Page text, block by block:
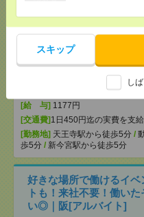
スキップ
し
≪単発＊1日から～≫天
付案内メンバー大募集
[給 与] 1177円
[交通費] 1日450円迄の実費を支給
[勤務地] 天王寺駅から徒歩5分 /
歩5分 / 新今宮駅から徒歩5分
好きな場所で働けるイ
トも！来社不要！働い
い◎｜阪[アルバイト]